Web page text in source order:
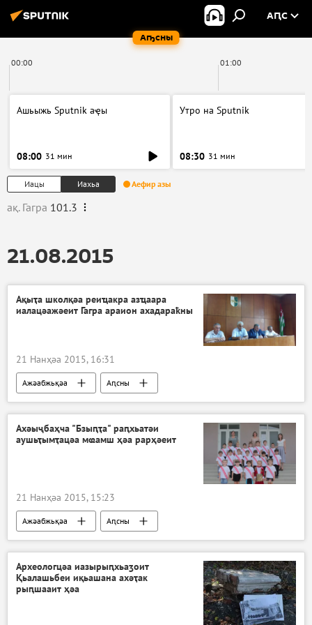
Аҧсны
АԤС
00:00 01:00
Ашьыжь Sputnik аҿы
08:00 31 мин
Утро на Sputnik
08:30 31 мин
Иацы Иахьа Аефир азы
ақ. Гагра 101.3
21.08.2015
Ақыҭа школқәа реиҵакра азҵаара
иалацәажәеит Гагра араион ахадараҟны
21 Нанҳәа 2015, 16:31
Ажәабжьқәа Аԥсны
Ахәыҷбаҳча "Бзыԥҭа" раԥхьатәи
аушьҭымҭацәа мҩамш ҳәа рарҳәеит
21 Нанҳәа 2015, 15:23
Ажәабжьқәа Аԥсны
Археологцәа иазырыԥхьаӡоит
Қьалашьбеи иқьашана ахәҭак
рыԥшааит ҳәа